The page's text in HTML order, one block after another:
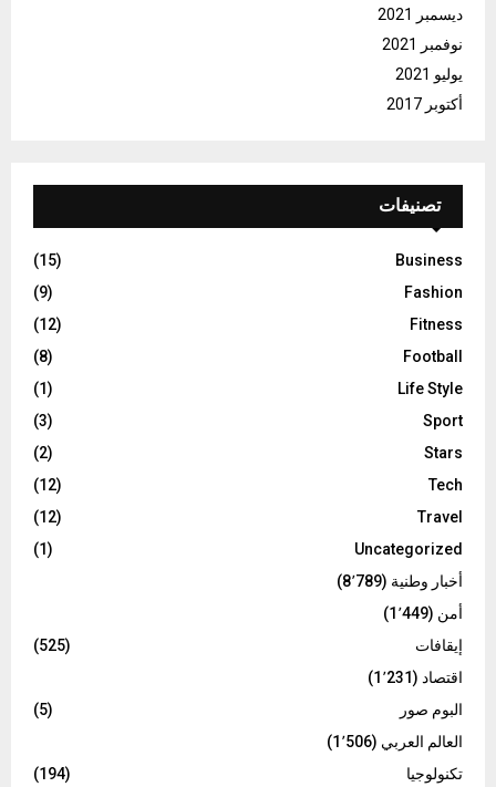
ديسمبر 2021
نوفمبر 2021
يوليو 2021
أكتوبر 2017
تصنيفات
Business
(15)
Fashion
(9)
Fitness
(12)
Football
(8)
Life Style
(1)
Sport
(3)
Stars
(2)
Tech
(12)
Travel
(12)
Uncategorized
(1)
أخبار وطنية (8٬789)
أمن (1٬449)
إيقافات
(525)
اقتصاد (1٬231)
البوم صور
(5)
العالم العربي (1٬506)
تكنولوجيا
(194)